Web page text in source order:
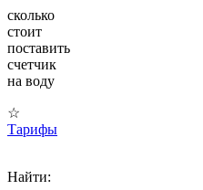
сколько
стоит
поставить
счетчик
на воду
☆
Тарифы
Найти: